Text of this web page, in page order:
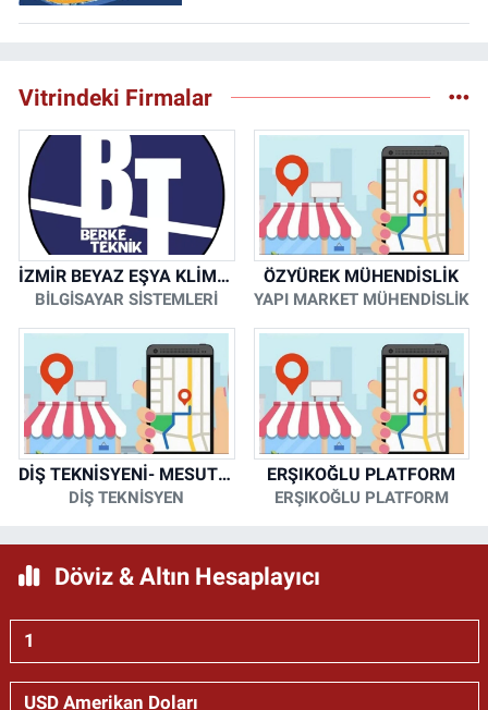
Vitrindeki Firmalar
İZMİR BEYAZ EŞYA KLİMA KOMBİ SERVİSİ
BİLGİSAYAR SİSTEMLERİ
ÖZYÜREK MÜHENDİSLİK
YAPI MARKET MÜHENDİSLİK
DİŞ TEKNİSYENİ- MESUT KORKMAZ
DİŞ TEKNİSYEN
ERŞIKOĞLU PLATFORM
ERŞIKOĞLU PLATFORM
Döviz & Altın Hesaplayıcı